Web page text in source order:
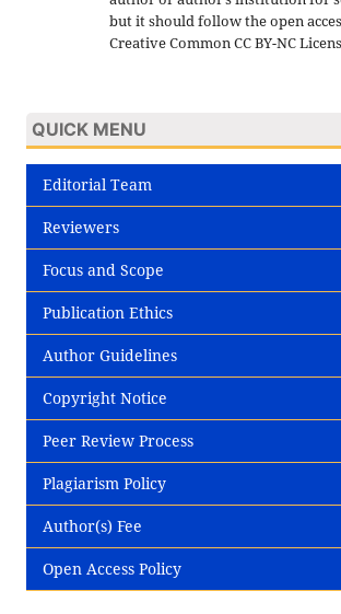
but it should follow the open
Creative Common CC BY-NC
QUICK MENU
Editorial Team
Reviewers
Focus and Scope
Publication Ethics
Author Guidelines
Copyright Notice
Peer Review Process
Plagiarism Policy
Author(s) Fee
Open Access Policy